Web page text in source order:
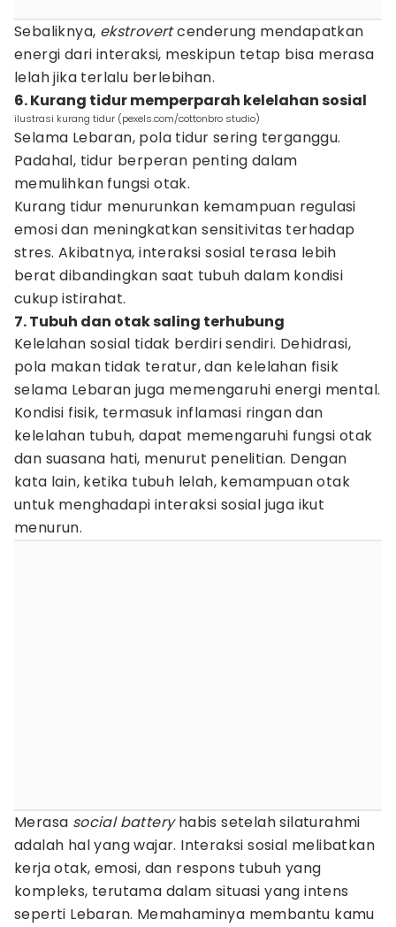
Sebaliknya, ekstrovertcenderung mendapatkan
energi dari interaksi, meskipun tetap bisa merasa
lelah jika terlalu berlebihan.
6. Kurang tidur memperparah kelelahan sosial
ilustrasi kurang tidur (pexels.com/cottonbro studio)
Selama Lebaran, pola tidur sering terganggu.
Padahal, tidur berperan penting dalam
memulihkan fungsi otak.
Kurang tidur menurunkan kemampuan regulasi
emosi dan meningkatkan sensitivitas terhadap
stres. Akibatnya, interaksi sosial terasa lebih
berat dibandingkan saat tubuh dalam kondisi
cukup istirahat.
7. Tubuh dan otak saling terhubung
Kelelahan sosial tidak berdiri sendiri. Dehidrasi,
pola makan tidak teratur, dan kelelahan fisik
selama Lebaran juga memengaruhi energi mental.
Kondisi fisik, termasuk inflamasi ringan dan
kelelahan tubuh, dapat memengaruhi fungsi otak
dan suasana hati, menurut penelitian. Dengan
kata lain, ketika tubuh lelah, kemampuan otak
untuk menghadapi interaksi sosial juga ikut
menurun.
Merasa social batteryhabis setelah silaturahmi
adalah hal yang wajar. Interaksi sosial melibatkan
kerja otak, emosi, dan respons tubuh yang
kompleks, terutama dalam situasi yang intens
seperti Lebaran. Memahaminya membantu kamu